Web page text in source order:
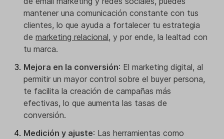
mantener una comunicación constante con tus
clientes, lo que ayuda a fortalecer tu estrategia
demarketing relacional, y por ende, la lealtad con
tu marca.
Mejora en la conversión: El marketing digital, al
permitir un mayor control sobre el buyer persona,
te facilita la creación de campañas más
efectivas, lo que aumenta las tasas de
conversión.
Medición y ajuste: Las herramientas como